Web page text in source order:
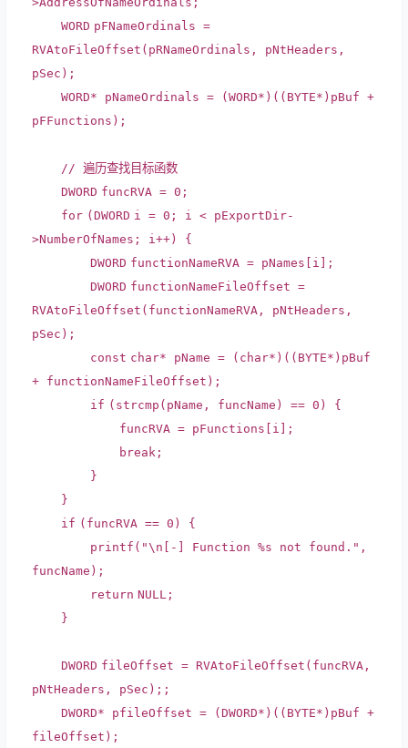
WORD pFNameOrdinals =
RVAtoFileOffset(pRNameOrdinals, pNtHeaders,
pSec);
WORD* pNameOrdinals = (WORD*)((BYTE*)pBuf +
pFFunctions);
// 遍历查找目标函数
DWORD funcRVA = 0;
for (DWORD i = 0; i < pExportDir-
>NumberOfNames; i++) {
DWORD functionNameRVA = pNames[i];
DWORD functionNameFileOffset =
RVAtoFileOffset(functionNameRVA, pNtHeaders,
pSec);
const char* pName = (char*)((BYTE*)pBuf
+ functionNameFileOffset);
if (strcmp(pName, funcName) == 0) {
funcRVA = pFunctions[i];
break;
}
}
if (funcRVA == 0) {
printf( "\n[-] Function %s not found." ,
funcName);
return NULL;
}
DWORD fileOffset = RVAtoFileOffset(funcRVA,
pNtHeaders, pSec);;
DWORD* pfileOffset = (DWORD*)((BYTE*)pBuf +
fileOffset);